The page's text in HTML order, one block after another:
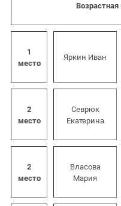
Возрастная
1
место
Яркин Иван
2
место
Севрюк
Екатерина
2
место
Власова
Мария